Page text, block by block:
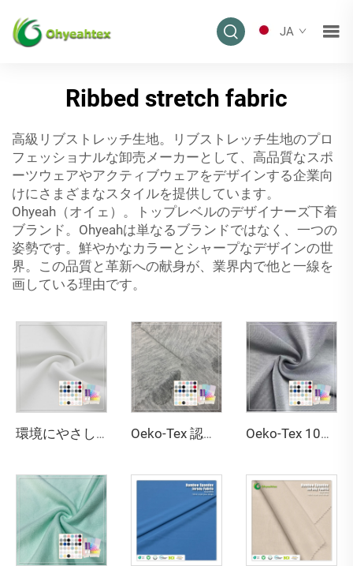
JA
Ribbed stretch fabric
高級リブストレッチ生地。リブストレッチ生地のプロ
フェッショナルな卸売メーカーとして、高品質なスポ
ーツウェアやアクティブウェアをデザインする企業向
けにさまざまなスタイルを提供しています。
Ohyeah（オイェ）。トップレベルのデザイナーズ下着
ブランド。Ohyeahは単なるブランドではなく、一つの
姿勢です。鮮やかなカラーとシャープなデザインの世
界。この品質と革新への献身が、業界内で他と一線を
画している理由です。
環境にやさしい両面編み通気性・紫外線防止・高伸縮性 79%リサイクルポリエステル 21%スパンデックス ファブリック（水着用） Oeko-Tex 認証 100%ポリエステル ジャカード生地 静電防止 撥水性あり 幅160cm 30番手糸支数 タオル用 Oeko-Tex 100 認定 ダブルフェース ストレッチ 吸湿性 環境にやさしい 100%ポリエステル ズボン地 生地（レディース・ベビー・キッズ用）